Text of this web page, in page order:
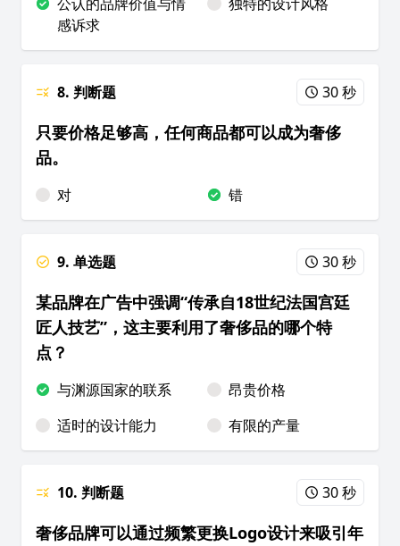
感诉求
8. 判断题 30 秒
只要价格足够高，任何商品都可以成为奢侈
品。
对 错
9. 单选题 30 秒
某品牌在广告中强调“传承自18世纪法国宫廷
匠人技艺”，这主要利用了奢侈品的哪个特
点？
与渊源国家的联系
昂贵价格
适时的设计能力
有限的产量
10. 判断题 30 秒
奢侈品牌可以通过频繁更换Logo设计来吸引年